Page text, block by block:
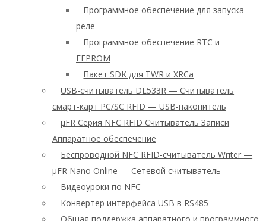
Программное обеспечение для запуска
реле
Программное обеспечение RTC и
EEPROM
Пакет SDK для TWR и XRCa
USB-считыватель DL533R — Считыватель
смарт-карт PC/SC RFID — USB-накопитель
μFR Серия NFC RFID Считыватель Записи
Аппаратное обеспечение
Беспроводной NFC RFID-считыватель Writer —
μFR Nano Online — Сетевой считыватель
Видеоуроки по NFC
Конвертер интерфейса USB в RS485